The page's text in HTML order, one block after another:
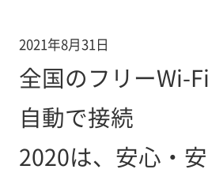
2021年8月31日
全国のフリーWi-
自動で接続
2020は、安心・